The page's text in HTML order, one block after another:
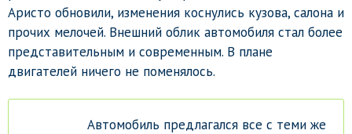
Аристо обновили, изменения коснулись кузова, салона и
прочих мелочей. Внешний облик автомобиля стал более
представительным и современным. В плане
двигателей ничего не поменялось.
Автомобиль предлагался все с теми же